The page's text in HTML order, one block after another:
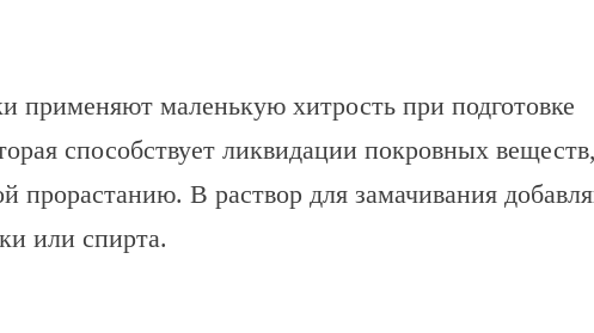
применяют маленькую хитрость при подготовке
способствует ликвидации покровных веществ,
прорастанию. В раствор для замачивания
или спирта.